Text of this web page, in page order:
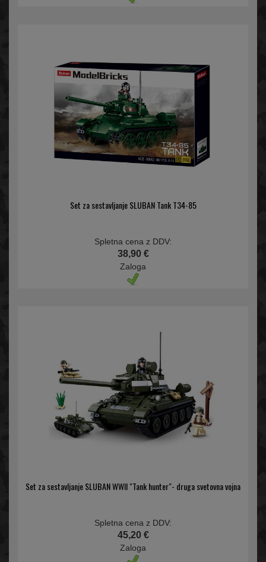
Set za sestavljanje SLUBAN Tank T34-85
Spletna cena z DDV:
38,90 €
Zaloga
Set za sestavljanje SLUBAN WWII "Tank hunter"- druga svetovna vojna
Spletna cena z DDV:
45,20 €
Zaloga